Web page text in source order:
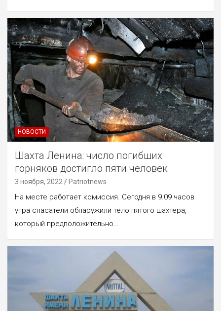
НОВОСТИ
Шахта Ленина: число погибших
горняков достигло пяти человек
3 ноября, 2022 Patriotnews
На месте работает комиссия. Сегодня в 9.09 часов
утра спасатели обнаружили тело пятого шахтера,
который предположительно…